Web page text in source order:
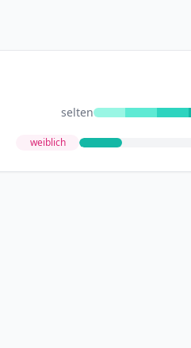
selten
weiblich